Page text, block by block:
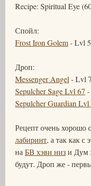
Recipe: Spiritual Eye
Спойл:
Frost Iron Golem- Lvl
Дроп:
Messenger Angel - Lvl
Sepulcher Sage Lvl 67
Sepulcher Guardian Lvl
Рецепт очень хорошо
лабиринт, а так как с
на БВ хэви низи Дум
будут. Дроп же -